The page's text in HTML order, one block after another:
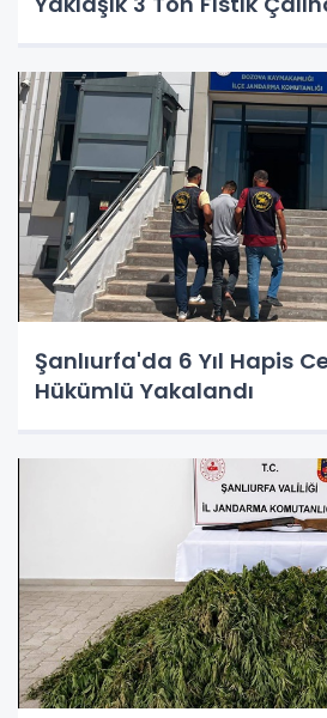
Şanlıurfa'da 6 Yıl Hapis
Hükümlü Yakalandı